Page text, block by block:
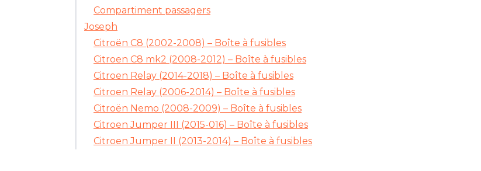
Compartiment passagers
Joseph
Citroën C8 (2002-2008) – Boîte à fusibles
Citroen C8 mk2 (2008-2012) – Boîte à fusibles
Citroen Relay (2014-2018) – Boîte à fusibles
Citroen Relay (2006-2014) – Boîte à fusibles
Citroën Nemo (2008-2009) – Boîte à fusibles
Citroen Jumper III (2015-016) – Boîte à fusibles
Citroen Jumper II (2013-2014) – Boîte à fusibles